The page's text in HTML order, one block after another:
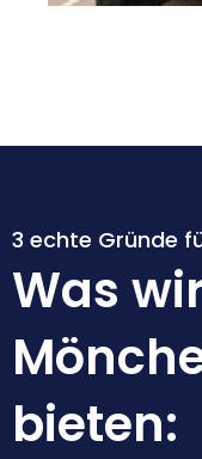
3 echte Gründe
Was
bieten: